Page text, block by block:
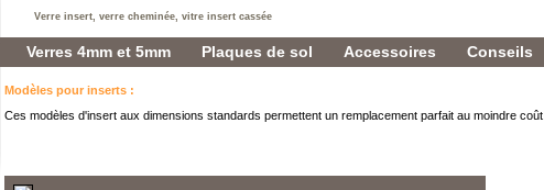
Verre insert, verre cheminée, vitre insert cassée
Verres 4mm et 5mm Plaques de sol Accessoires Conseils
Modèles pour inserts :
Ces modèles d'insert aux dimensions standards permettent un remplacement parfait au moindre coût.